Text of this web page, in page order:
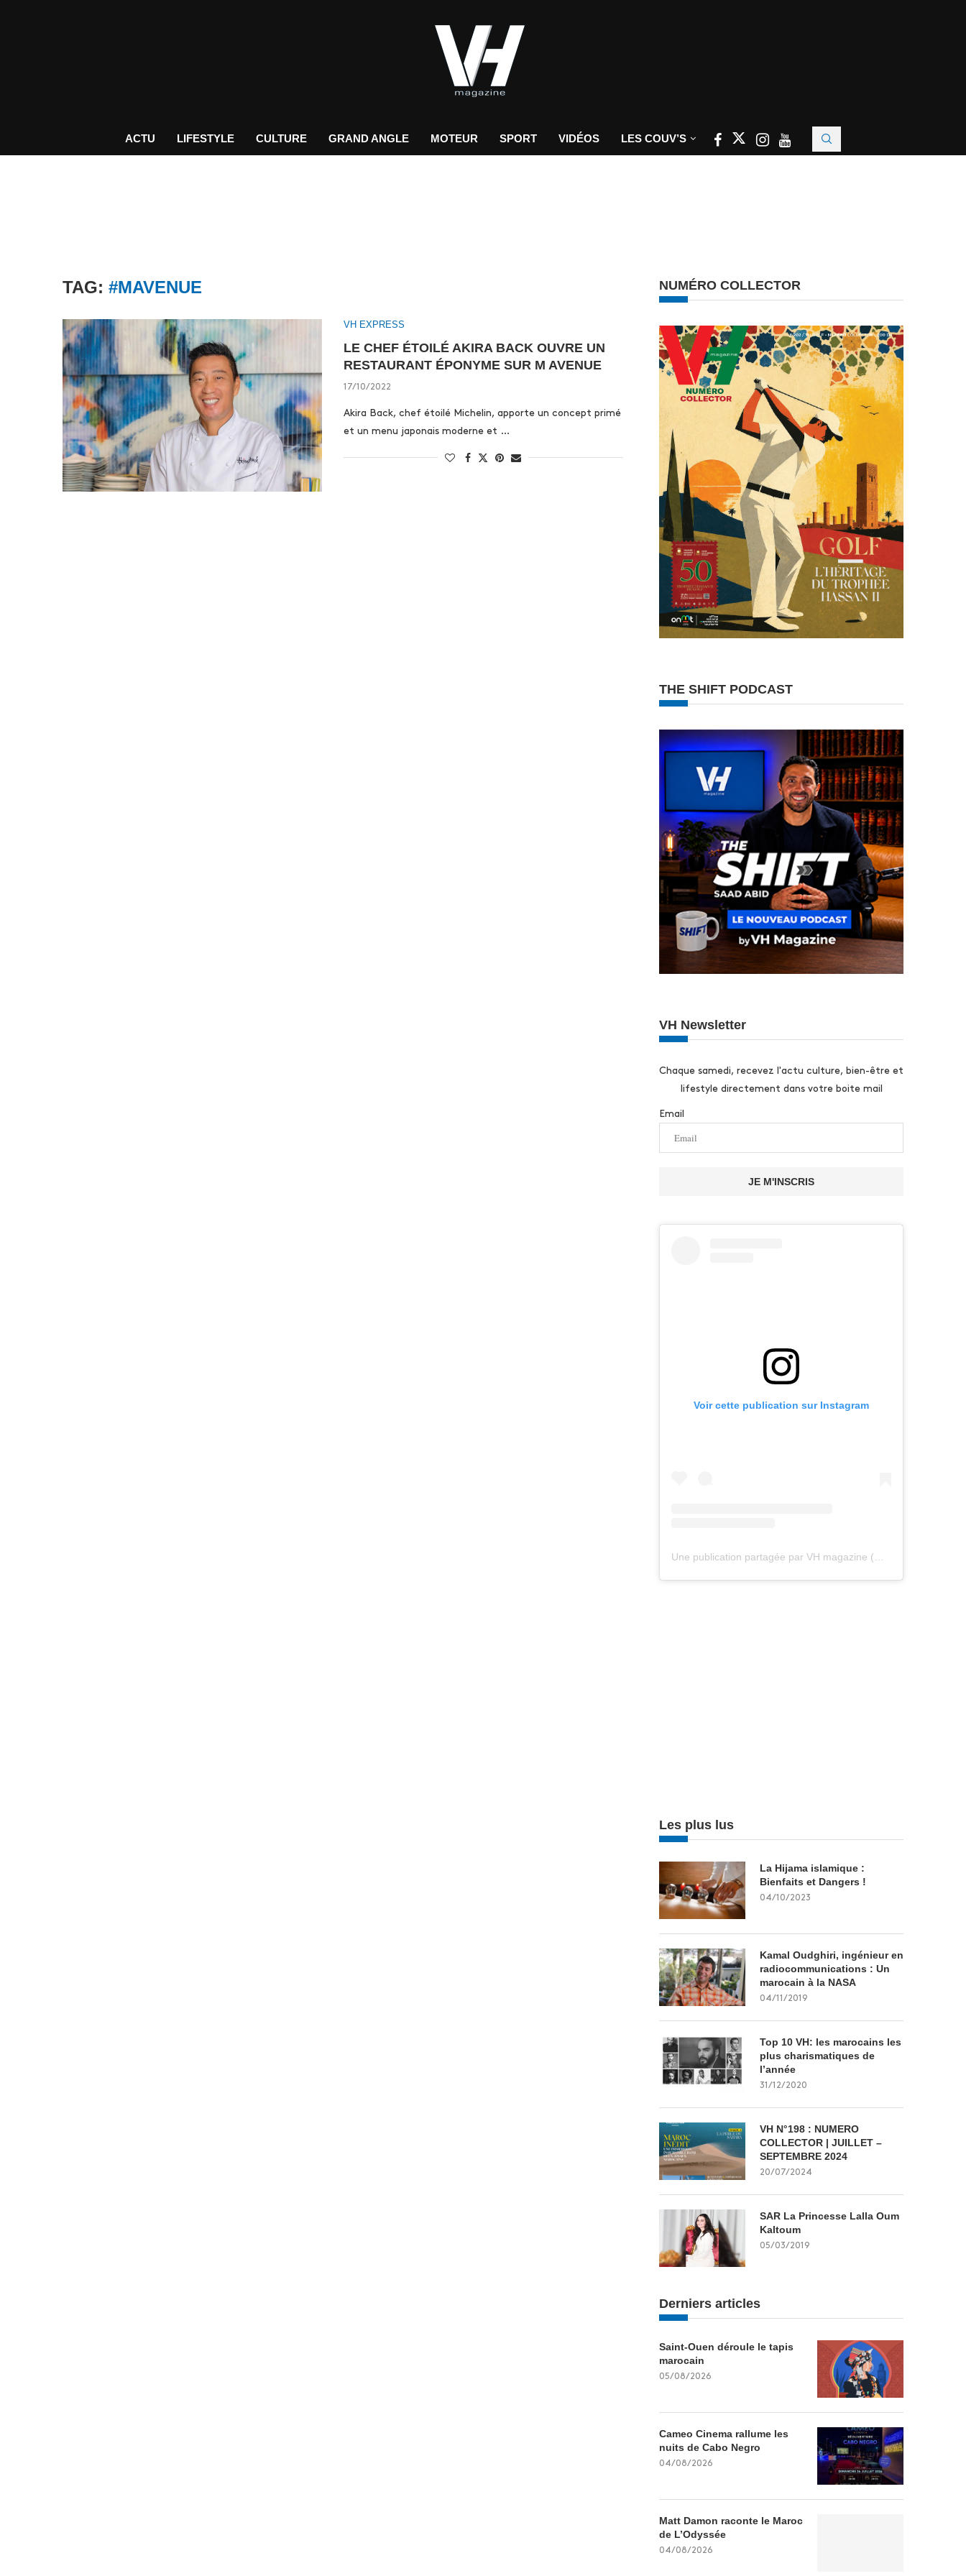
ACTU LIFESTYLE CULTURE GRAND ANGLE MOTEUR SPORT VIDÉOS LES COUV’S
TAG: #MAVENUE
VH EXPRESS
LE CHEF ÉTOILÉ AKIRA BACK OUVRE UN
RESTAURANT ÉPONYME SUR M AVENUE
17/10/2022
Akira Back, chef étoilé Michelin, apporte un concept primé
et un menu japonais moderne et …
NUMÉRO COLLECTOR
THE SHIFT PODCAST
VH Newsletter
Chaque samedi, recevez l'actu culture, bien-être et
lifestyle directement dans votre boite mail
Email
JE M'INSCRIS
Voir cette publication sur Instagram
Les plus lus
La Hijama islamique :
Bienfaits et Dangers !
04/10/2023
Kamal Oudghiri, ingénieur en
radiocommunications : Un
marocain à la NASA
04/11/2019
Top 10 VH: les marocains les
plus charismatiques de
l’année
31/12/2020
VH N°198 : NUMERO
COLLECTOR | JUILLET –
SEPTEMBRE 2024
20/07/2024
SAR La Princesse Lalla Oum
Kaltoum
05/03/2019
Derniers articles
Saint-Ouen déroule le tapis
marocain
05/08/2026
Cameo Cinema rallume les
nuits de Cabo Negro
04/08/2026
Matt Damon raconte le Maroc
de L’Odyssée
04/08/2026